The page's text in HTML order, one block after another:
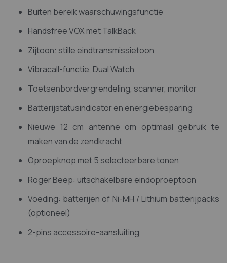
Buiten bereik waarschuwingsfunctie
Handsfree VOX met TalkBack
Zijtoon: stille eindtransmissietoon
Vibracall-functie, Dual Watch
Toetsenbordvergrendeling, scanner, monitor
Batterijstatusindicator en energiebesparing
Nieuwe 12 cm antenne om optimaal gebruik te
maken van de zendkracht
Oproepknop met 5 selecteerbare tonen
Roger Beep: uitschakelbare eindoproeptoon
Voeding: batterijen of Ni-MH / Lithium batterijpacks
(optioneel)
2-pins accessoire-aansluiting